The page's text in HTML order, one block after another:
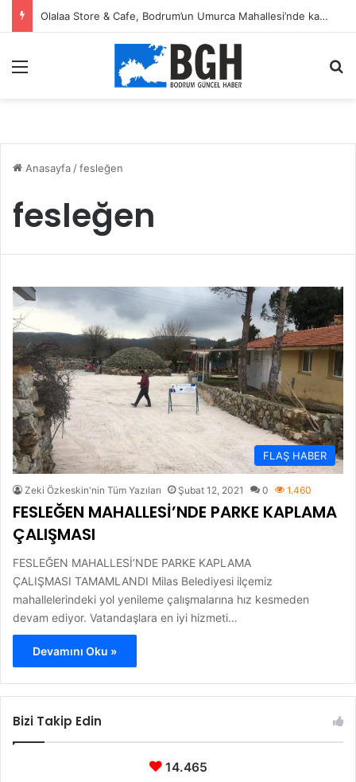
Olalaa Store & Cafe, Bodrum’un Umurca Mahallesi’nde kapılarını açtı
Anasayfa /fesleğen
fesleğen
FLAŞ HABER
Zeki Özkeskin'nin Tüm Yazıları Şubat 12, 2021 0 1.460
FESLEĞEN MAHALLESİ’NDE PARKE KAPLAMA
ÇALIŞMASI
FESLEĞEN MAHALLESİ’NDE PARKE KAPLAMA
ÇALIŞMASI TAMAMLANDI Milas Belediyesi ilçemiz
mahallelerindeki yol yenileme çalışmalarına hız kesmeden
devam ediyor. Vatandaşlara en iyi hizmeti…
Devamını Oku »
Bizi Takip Edin
14.465